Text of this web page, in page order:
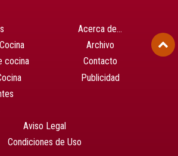
cocina
Acerca de…
Archivo
Contacto
Publicidad
Aviso Legal
Condiciones de Uso